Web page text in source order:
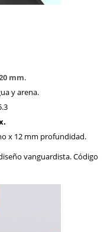
mm.
y arena.
x 12 mm profundidad.
vanguardista. Código